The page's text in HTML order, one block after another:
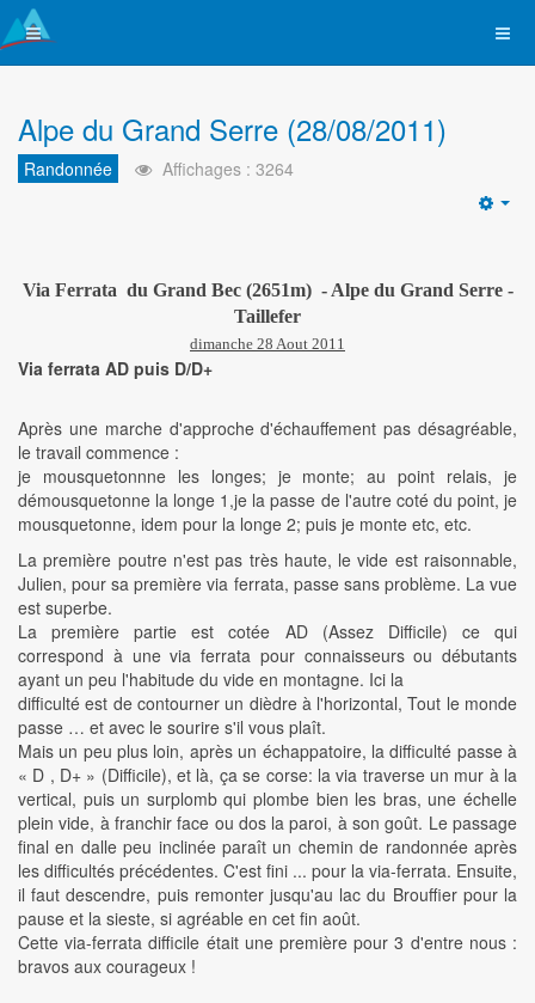
Alpe du Grand Serre (28/08/2011)
Randonnée Affichages : 3264
Via Ferrata du Grand Bec (2651m) - Alpe du Grand Serre -
Taillefer
dimanche 28 Aout 2011
Via ferrata AD puis D/D+
Après une marche d'approche d'échauffement pas désagréable,
le travail commence :
je mousquetonnne les longes; je monte; au point relais, je
démousquetonne la longe 1,je la passe de l'autre coté du point, je
mousquetonne, idem pour la longe 2; puis je monte etc, etc.
La première poutre n'est pas très haute, le vide est raisonnable,
Julien, pour sa première via ferrata, passe sans problème. La vue
est superbe.
La première partie est cotée AD (Assez Difficile) ce qui
correspond à une via ferrata pour connaisseurs ou débutants
ayant un peu l'habitude du vide en montagne. Ici la
difficulté est de contourner un dièdre à l'horizontal, Tout le monde
passe … et avec le sourire s'il vous plaît.
Mais un peu plus loin, après un échappatoire, la difficulté passe à
« D , D+ » (Difficile), et là, ça se corse: la via traverse un mur à la
vertical, puis un surplomb qui plombe bien les bras, une échelle
plein vide, à franchir face ou dos la paroi, à son goût. Le passage
final en dalle peu inclinée paraît un chemin de randonnée après
les difficultés précédentes. C'est fini ... pour la via-ferrata. Ensuite,
il faut descendre, puis remonter jusqu'au lac du Brouffier pour la
pause et la sieste, si agréable en cet fin août.
Cette via-ferrata difficile était une première pour 3 d'entre nous :
bravos aux courageux !